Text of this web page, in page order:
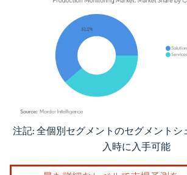
画像 © Mordor Intelligence。再利用にはCC BY 4.0の
注記: 全個別セグメントのセグメントシ
入時に入手可能